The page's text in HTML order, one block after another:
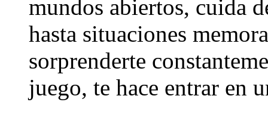
mundos abiertos, cuida
hasta situaciones
sorprenderte
juego, te hace entrar en